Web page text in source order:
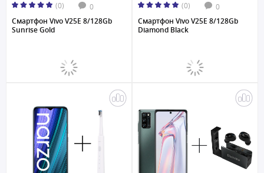
(0) 0
Смартфон Vivo V25E 8/128Gb
Sunrise Gold
(0) 0
Смартфон Vivo V25E 8/128Gb
Diamond Black